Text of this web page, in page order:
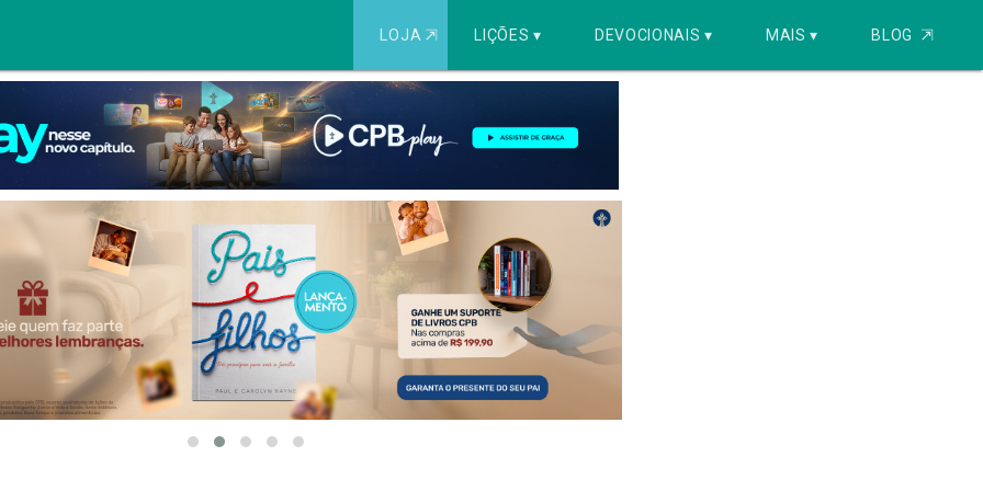
LOJA ⇱ LIÇÕES ▾ DEVOCIONAIS ▾ MAIS ▾ BLOG ⇱